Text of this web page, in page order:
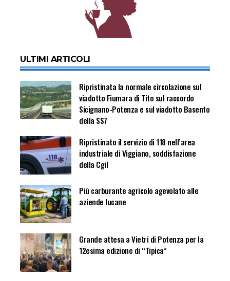
ULTIMI ARTICOLI
Ripristinata la normale circolazione sul
viadotto Fiumara di Tito sul raccordo
Sicignano-Potenza e sul viadotto Basento
della SS7
Ripristinato il servizio di 118 nell’area
industriale di Viggiano, soddisfazione
della Cgil
Più carburante agricolo agevolato alle
aziende lucane
Grande attesa a Vietri di Potenza per la
12esima edizione di “Tipica”